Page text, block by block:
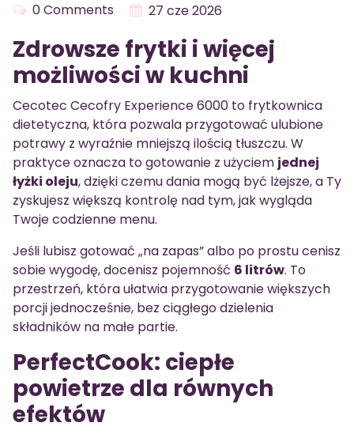
0 Comments 27 cze 2026
Zdrowsze frytki i więcej
możliwości w kuchni
Cecotec Cecofry Experience 6000 to frytkownica
dietetyczna, która pozwala przygotować ulubione
potrawy z wyraźnie mniejszą ilością tłuszczu. W
praktyce oznacza to gotowanie z użyciem jednej
łyżki oleju, dzięki czemu dania mogą być lżejsze, a Ty
zyskujesz większą kontrolę nad tym, jak wygląda
Twoje codzienne menu.
Jeśli lubisz gotować „na zapas” albo po prostu cenisz
sobie wygodę, docenisz pojemność 6 litrów. To
przestrzeń, która ułatwia przygotowanie większych
porcji jednocześnie, bez ciągłego dzielenia
składników na małe partie.
PerfectCook: ciepłe
powietrze dla równych
efektów